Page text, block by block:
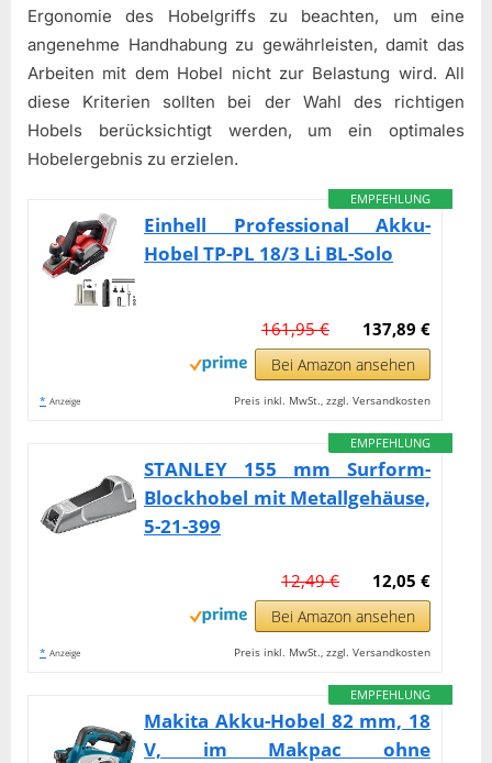
Ergonomie des Hobelgriffs zu beachten, um eine
angenehme Handhabung zu gewährleisten, damit das
Arbeiten mit dem Hobel nicht zur Belastung wird. All
diese Kriterien sollten bei der Wahl des richtigen
Hobels berücksichtigt werden, um ein optimales
Hobelergebnis zu erzielen.
EMPFEHLUNG
Einhell Professional Akku-
Hobel TP-PL 18/3 Li BL-Solo
137,89 €
161,95 €
Bei Amazon ansehen
* Anzeige Preis inkl. MwSt., zzgl. Versandkosten
EMPFEHLUNG
STANLEY 155 mm Surform-
Blockhobel mit Metallgehäuse,
5-21-399
12,05 €
12,49 €
Bei Amazon ansehen
* Anzeige Preis inkl. MwSt., zzgl. Versandkosten
EMPFEHLUNG
Makita Akku-Hobel 82 mm, 18
V, im Makpac ohne